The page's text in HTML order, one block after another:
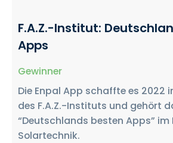
F.A.Z.-Institut:
Apps
Gewinner
Die Enpal App schaffte es 2022
des F.A.Z.-Instituts und gehört
“Deutschlands besten Apps” im
Solartechnik.